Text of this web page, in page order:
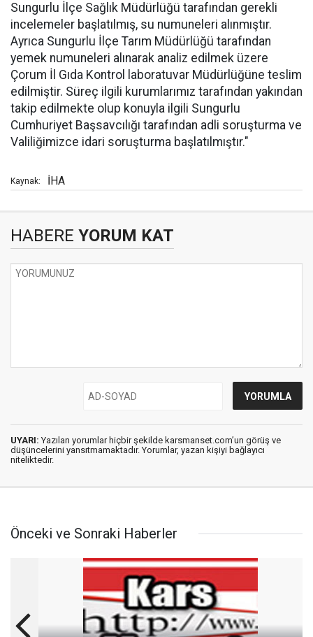
Sungurlu İlçe Sağlık Müdürlüğü tarafından gerekli
incelemeler başlatılmış, su numuneleri alınmıştır.
Ayrıca Sungurlu İlçe Tarım Müdürlüğü tarafından
yemek numuneleri alınarak analiz edilmek üzere
Çorum İl Gıda Kontrol laboratuvar Müdürlüğüne teslim
edilmiştir. Süreç ilgili kurumlarımız tarafından yakından
takip edilmekte olup konuyla ilgili Sungurlu
Cumhuriyet Başsavcılığı tarafından adli soruşturma ve
Valiliğimizce idari soruşturma başlatılmıştır."
Kaynak: İHA
HABERE YORUM KAT
UYARI: Yazılan yorumlar hiçbir şekilde karsmanset.com’un görüş ve
düşüncelerini yansıtmamaktadır. Yorumlar, yazan kişiyi bağlayıcı
niteliktedir.
Önceki ve Sonraki Haberler